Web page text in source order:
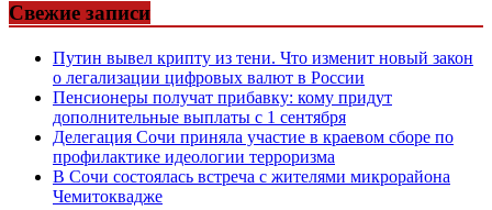
Свежие записи
Путин вывел крипту из тени. Что изменит новый закон
о легализации цифровых валют в России
Пенсионеры получат прибавку: кому придут
дополнительные выплаты с 1 сентября
Делегация Сочи приняла участие в краевом сборе по
профилактике идеологии терроризма
В Сочи состоялась встреча с жителями микрорайона
Чемитоквадже